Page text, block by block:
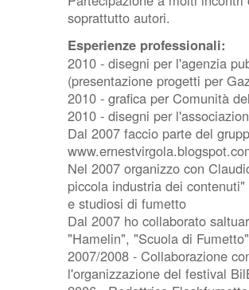
soprattutto autori.
Esperienze professionali:
2010 - disegni per l'agenzia
(presentazione progetti per
2010 - grafica per Comunità
2010 - disegni per
Dal 2007 faccio parte del
Nel 2007 organizzo con
piccola industria dei
e studiosi di fumetto
Dal 2007 ho collaborato
"Hamelin", "Scuola di Fumetto"
2007/2008 - Collaborazione
l'organizzazione del festival